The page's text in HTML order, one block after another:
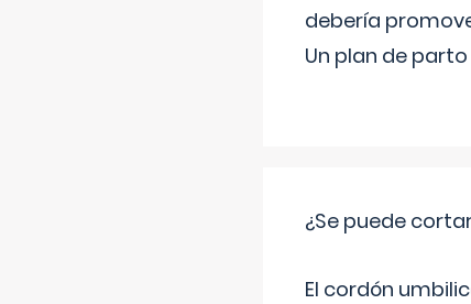
debería
Un plan de
¿Se puede
El cordón